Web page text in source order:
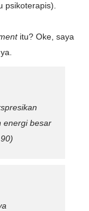
psikoterapis).
itu? Oke, saya
energi besar